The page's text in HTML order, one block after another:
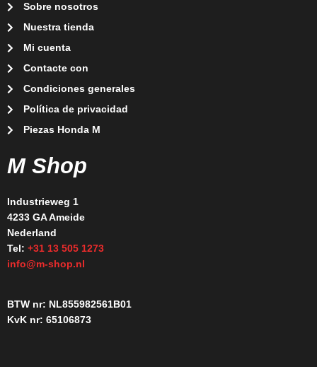
Sobre nosotros
Nuestra tienda
Mi cuenta
Contacte con
Condiciones generales
Política de privacidad
Piezas Honda M
M Shop
Industrieweg 1
4233 GA Ameide
Nederland
Tel: +31 13 505 1273
info@m-shop.nl
BTW nr: NL855982561B01
KvK nr: 65106873